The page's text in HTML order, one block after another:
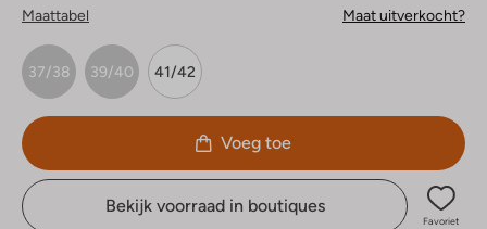
Maattabel Maat uitverkocht?
37/38 39/40 41/42
Voeg toe
Bekijk voorraad in boutiques
Favoriet